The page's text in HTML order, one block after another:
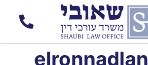
elronnadlan